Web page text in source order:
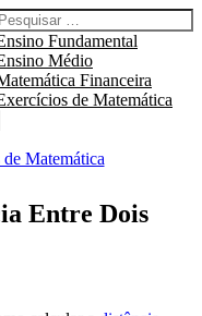
Abre o menu principal do site.
por:
Fundamental
Médio
Financeira
de Matemática
Matemática
Entre Dois